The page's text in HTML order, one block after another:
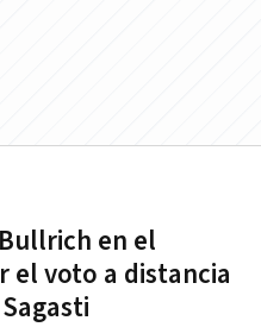
en el
el voto a distancia